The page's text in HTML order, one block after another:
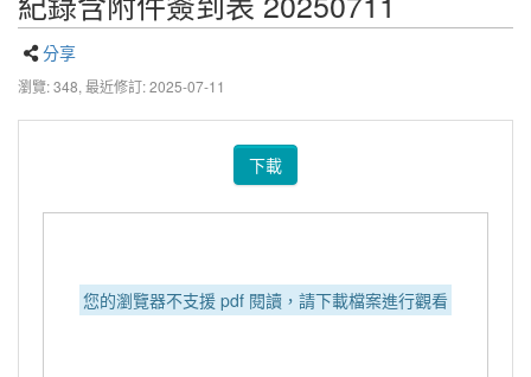
分享
瀏覽: 348, 最近修訂: 2025-07-11
下載
您的瀏覽器不支援 pdf 閱讀，請下載檔案進行觀看